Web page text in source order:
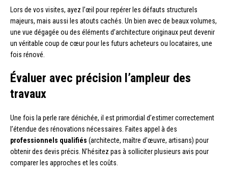
Lors de vos visites, ayez l’œil pour repérer les défauts structurels
majeurs, mais aussi les atouts cachés. Un bien avec de beaux volumes,
une vue dégagée ou des éléments d’architecture originaux peut devenir
un véritable coup de cœur pour les futurs acheteurs ou locataires, une
fois rénové.
Évaluer avec précision l’ampleur des
travaux
Une fois la perle rare dénichée, il est primordial d’estimer correctement
l’étendue des rénovations nécessaires. Faites appel à des
professionnels qualifiés (architecte, maître d’œuvre, artisans) pour
obtenir des devis précis. N’hésitez pas à solliciter plusieurs avis pour
comparer les approches et les coûts.